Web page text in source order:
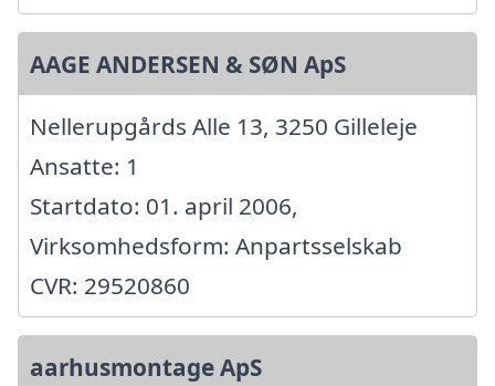
AAGE ANDERSEN & SØN ApS
Nellerupgårds Alle 13, 3250 Gilleleje
Ansatte: 1
Startdato: 01. april 2006,
Virksomhedsform: Anpartsselskab
CVR: 29520860
aarhusmontage ApS